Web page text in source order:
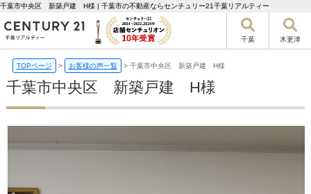
千葉市中央区 新築戸建 H様 | 千葉市の不動産ならセンチュリー21千葉リアルティー
千葉 木更津
TOPページ > お客様の声一覧 > 千葉市中央区 新築戸建 H様
千葉市中央区 新築戸建 H様